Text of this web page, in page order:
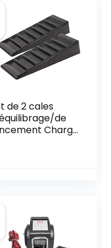
de 2 cales
de
Charge